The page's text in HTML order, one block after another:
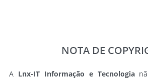
NOTA DE
A Lnx-IT Informação e Tecnologia